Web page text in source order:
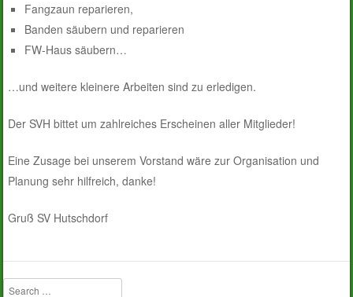
Fangzaun reparieren,
Banden säubern und reparieren
FW-Haus säubern…
…und weitere kleinere Arbeiten sind zu erledigen.
Der SVH bittet um zahlreiches Erscheinen aller Mitglieder!
Eine Zusage bei unserem Vorstand wäre zur Organisation und
Planung sehr hilfreich, danke!
Gruß SV Hutschdorf
Search